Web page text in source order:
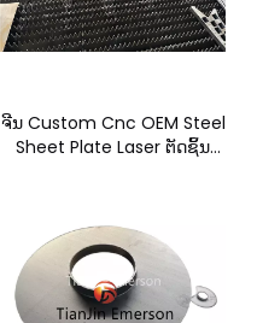
ຈີນ Custom Cnc OEM Steel
Sheet Plate Laser ຕັດຊິ້ນ